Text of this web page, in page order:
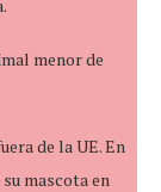
menor de
de la UE.En
mascota en